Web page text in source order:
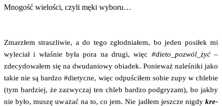
Mno­gość wie­lo­ści, czy­li męki wyboru…
Zmar­z­łem strasz­li­wie, a do tego zgłod­nia­łem, bo jeden posi­łek mi
wyle­ciał i wła­śnie była pora na dru­gi, więc #dieto_pozwól_żyć–
zde­cy­do­wa­łem się na dwu­da­nio­wy obia­dek. Ponie­waż nale­śni­ki jako
takie nie są bar­dzo #die­tyc­ne, więc odpu­ści­łem sobie zupy w chle­bie
(tym bar­dziej, że zazwy­czaj ten chleb bar­dzo pod­gry­zam), bo jak­by
nie było, muszę uwa­żać na to, co jem. Nie jadłem jesz­cze nigdy kre­